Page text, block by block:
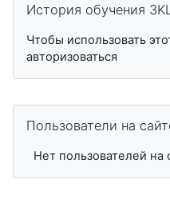
История обучения 3KL
Чтобы использовать
авторизоваться
Пользователи на
Нет пользователей на